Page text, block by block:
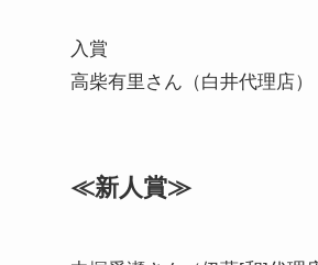
入賞
高柴有里さん（白井代理店）
≪新人賞≫